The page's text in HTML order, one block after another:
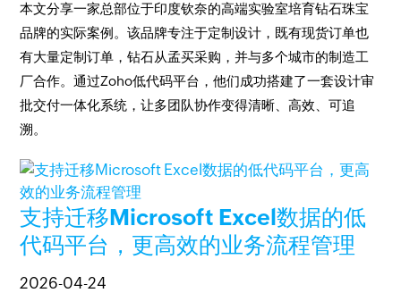
本文分享一家总部位于印度钦奈的高端实验室培育钻石珠宝
品牌的实际案例。该品牌专注于定制设计，既有现货订单也
有大量定制订单，钻石从孟买采购，并与多个城市的制造工
厂合作。通过Zoho低代码平台，他们成功搭建了一套设计审
批交付一体化系统，让多团队协作变得清晰、高效、可追
溯。
支持迁移Microsoft Excel数据的低
代码平台，更高效的业务流程管理
2026-04-24